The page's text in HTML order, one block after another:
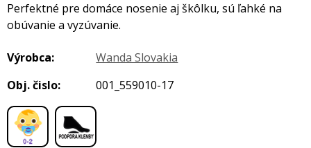
Perfektné pre domáce nosenie aj škôlku, sú ľahké na
obúvanie a vyzúvanie.
Výrobca:
Wanda Slovakia
Obj. čislo:
001_559010-17